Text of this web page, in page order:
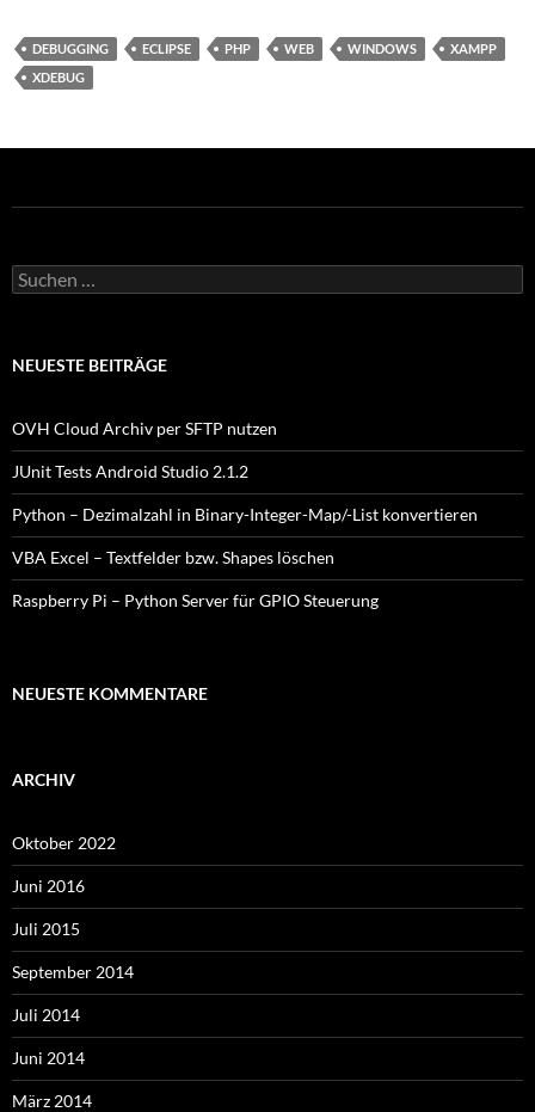
DEBUGGING ECLIPSE PHP WEB WINDOWS
XAMPP
XDEBUG
Suchen
nach:
NEUESTE BEITRÄGE
OVH Cloud Archiv per SFTP nutzen
JUnit Tests Android Studio 2.1.2
Python – Dezimalzahl in Binary-Integer-Map/-List konvertieren
VBA Excel – Textfelder bzw. Shapes löschen
Raspberry Pi – Python Server für GPIO Steuerung
NEUESTE KOMMENTARE
ARCHIV
Oktober 2022
Juni 2016
Juli 2015
September 2014
Juli 2014
Juni 2014
März 2014